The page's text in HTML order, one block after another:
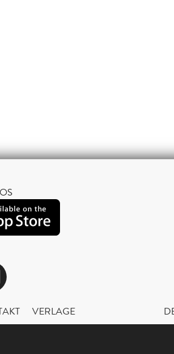
Instagram
VERLAGE